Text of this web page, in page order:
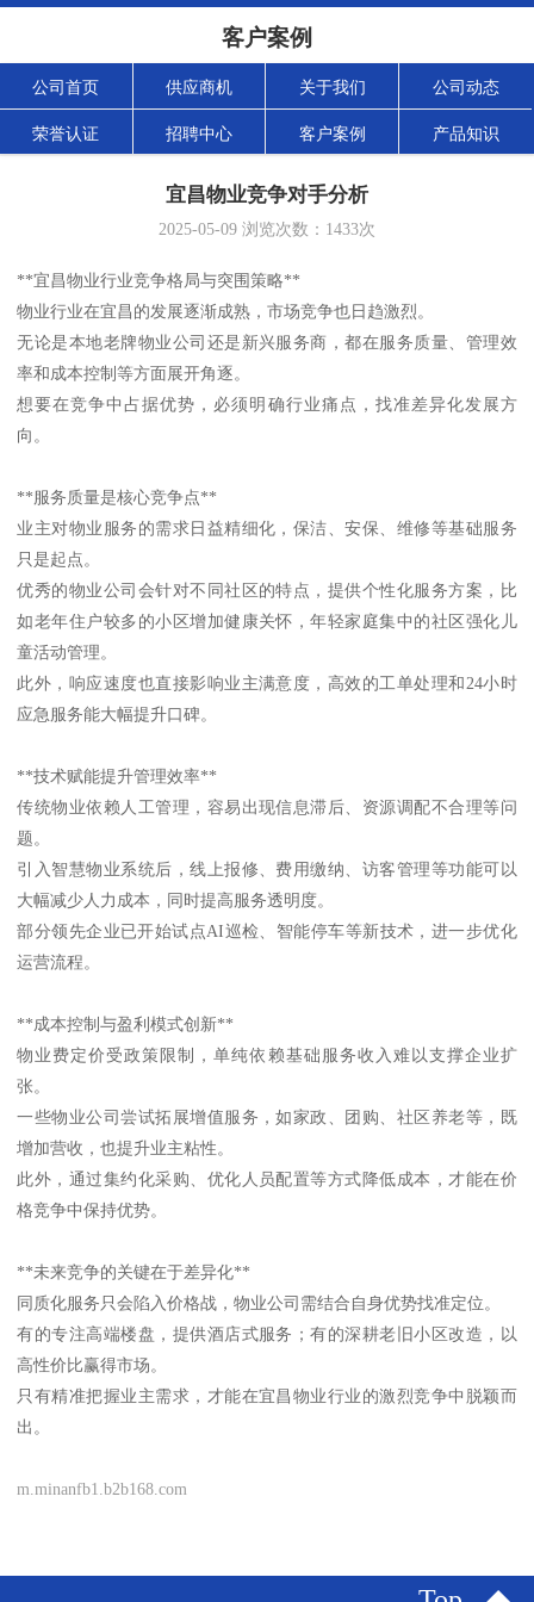
客户案例
公司首页 供应商机 关于我们 公司动态
荣誉认证 招聘中心 客户案例 产品知识
宜昌物业竞争对手分析
2025-05-09 浏览次数： 1433次
**宜昌物业行业竞争格局与突围策略**
物业行业在宜昌的发展逐渐成熟，市场竞争也日趋激烈。
无论是本地老牌物业公司还是新兴服务商，都在服务质量、管理效
率和成本控制等方面展开角逐。
想要在竞争中占据优势，必须明确行业痛点，找准差异化发展方
向。
**服务质量是核心竞争点**
业主对物业服务的需求日益精细化，保洁、安保、维修等基础服务
只是起点。
优秀的物业公司会针对不同社区的特点，提供个性化服务方案，比
如老年住户较多的小区增加健康关怀，年轻家庭集中的社区强化儿
童活动管理。
此外，响应速度也直接影响业主满意度，高效的工单处理和24小时
应急服务能大幅提升口碑。
**技术赋能提升管理效率**
传统物业依赖人工管理，容易出现信息滞后、资源调配不合理等问
题。
引入智慧物业系统后，线上报修、费用缴纳、访客管理等功能可以
大幅减少人力成本，同时提高服务透明度。
部分领先企业已开始试点AI巡检、智能停车等新技术，进一步优化
运营流程。
**成本控制与盈利模式创新**
物业费定价受政策限制，单纯依赖基础服务收入难以支撑企业扩
张。
一些物业公司尝试拓展增值服务，如家政、团购、社区养老等，既
增加营收，也提升业主粘性。
此外，通过集约化采购、优化人员配置等方式降低成本，才能在价
格竞争中保持优势。
**未来竞争的关键在于差异化**
同质化服务只会陷入价格战，物业公司需结合自身优势找准定位。
有的专注高端楼盘，提供酒店式服务；有的深耕老旧小区改造，以
高性价比赢得市场。
只有精准把握业主需求，才能在宜昌物业行业的激烈竞争中脱颖而
出。
m.minanfb1.b2b168.com